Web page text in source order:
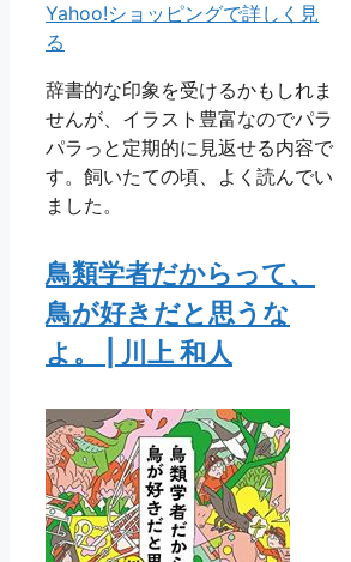
Yahoo!ショッピングで詳しく見
る
辞書的な印象を受けるかもしれま
せんが、イラスト豊富なのでパラ
パラっと定期的に見返せる内容で
す。飼いたての頃、よく読んでい
ました。
鳥類学者だからって、
鳥が好きだと思うな
よ。 | 川上 和人